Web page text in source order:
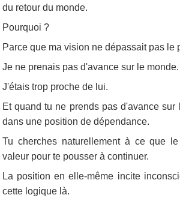
du retour du monde.
Pourquoi ?
Parce que ma vision ne dépassait pas le
Je ne prenais pas d'avance sur le monde.
J'étais trop proche de lui.
Et quand tu ne prends pas d'avance sur
dans une position de dépendance.
Tu cherches naturellement à ce que
valeur pour te pousser à continuer.
La position en elle-même incite
cette logique là.